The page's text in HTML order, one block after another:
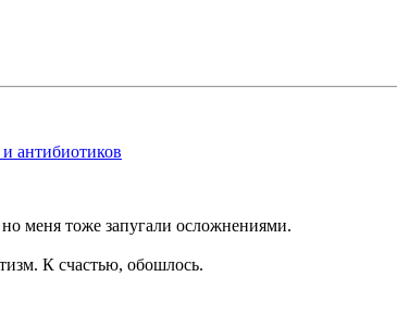
антибиотиков
меня тоже запугали осложнениями.
К счастью, обошлось.